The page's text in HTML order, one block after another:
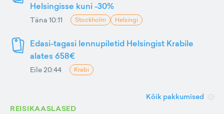
Helsingisse kuni -30%
Täna 10:11 Stockholm Helsingi
Edasi-tagasi lennupiletid Helsingist Krabile
alates 658€
Eile 20:44 Krabi
Kõik pakkumised
REISIKAASLASED